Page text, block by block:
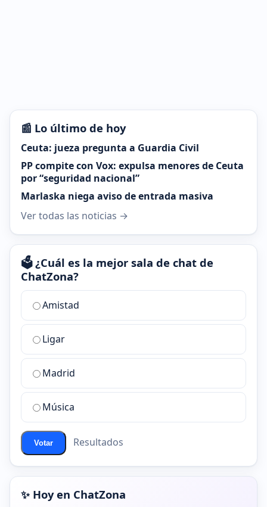
📰 Lo último de hoy
Ceuta: jueza pregunta a Guardia Civil
PP compite con Vox: expulsa menores de Ceuta
por “seguridad nacional”
Marlaska niega aviso de entrada masiva
Ver todas las noticias →
🗳️ ¿Cuál es la mejor sala de chat de
ChatZona?
¿Cuál
la
mejor
sala
chat
ChatZona?
Amistad
Ligar
Madrid
Música
Votar Resultados
✨ Hoy en ChatZona